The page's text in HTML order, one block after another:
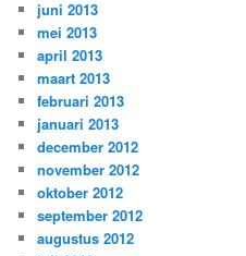
juni 2013
mei 2013
april 2013
maart 2013
februari 2013
januari 2013
december 2012
november 2012
oktober 2012
september 2012
augustus 2012